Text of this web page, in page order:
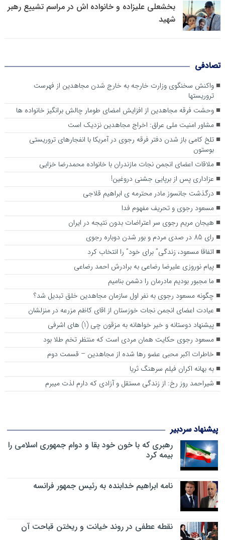
بخشعلی علیزاده و خانواده اش در مراسم تشییع رهبر
شهید
تصادفی
واکنش سخنگوی وزارت خارجه به خارج شدن مجاهدین از فهرست
تروریستها
وحشت فرقه مجاهدین از افزایش امضای طومار چالش برانگیز خانواده ها
مشاور امنیت ملی عراق: اخراج مجاهدین نزدیک است
تلخ کامی باز شدن دفتر فرقه رجوی در آمریکا با انفجارهای تروریستی
بوستون
ملاقات اعضای انجمن نجات مازندران با خانواده محمدرضا خزایی
عزاداری پس از برپایی جشنی دروغین!
درگذشت جانسوز مادر محترمه ی ابراهیم قلاجی
مسعود رجوی و تحریف مفهوم فدا
هیجان مریم رجوی سر اعتراضات بدون نتیجه در ایران
رای 85 در صدی مردم و بور شدن دوباره رجوی
اتفاقا مسعود، زندگی” برای خود” را انتخاب کرد
پیام نوروزی علیرضا رضاعی به برادرش احمد رضاعی
ما مجبور بودیم مادرمان را دشمن بنامیم
چگونه مسعود رجوی به نفر اول سازمان مجاهدین خلق تبدیل شد؟
عیادت اعضای انجمن نجات خوزستان از اقای کاظم مزرعه در منزلشان
پیشنهاد دوستانه و خیر خواهانه به مزقون چی (1) های اشرفی
مسعود رجوی حکایت همان مردی است که منتظر تخم طلا بود
خاطرات اکبر محبی عضو رها شده از مجاهدین – قسمت دوم
به ‌بهانه اکران فیلم سرهنگ ثریا
شیراحمد روز رخ: از زندگی مستقل و آزادی که دارم لذت میبرم
پیشنهاد سردبیر
رهبری که با خون خود بقا و دوام جمهوری اسلامی را
بیمه کرد
نامه ابراهیم خدابنده به رئیس جمهور فرانسه
نقطه عطفی در روند خیانت و ریختن قباحت آن